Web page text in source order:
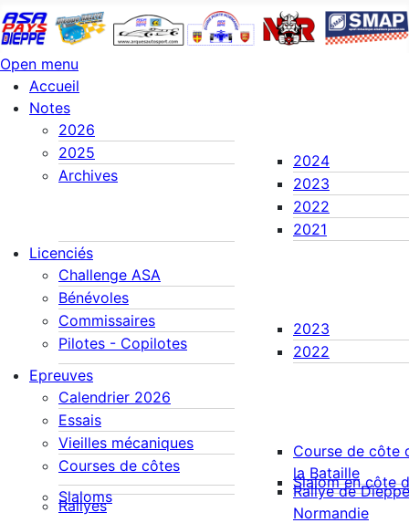
Open menu
Accueil
Notes
2026
2025
Archives
2024
2023
2022
2021
Licenciés
Challenge ASA
Bénévoles
Commissaires
Pilotes - Copilotes
2023
2022
Epreuves
Calendrier 2026
Essais
Vieilles mécaniques
Courses de côtes
Course de côte
la Bataille
Slaloms
Slalom en côte
Rallyes
Rallye de Dieppe
Normandie